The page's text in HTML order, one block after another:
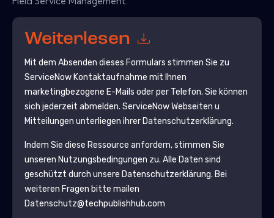
Weiterlesen
Mit dem Absenden dieses Formulars stimmen Sie zu
ServiceNowKontaktaufnahme mit Ihnen
marketingbezogene E-Mails oder per Telefon. Sie können
sich jederzeit abmelden. ServiceNowWebseiten u
Mitteilungen unterliegen ihrer Datenschutzerklärung.
Indem Sie diese Ressource anfordern, stimmen Sie
unseren Nutzungsbedingungen zu. Alle Daten sind
geschützt durch unsere Datenschutzerklärung. Bei
weiteren Fragen bitte mailen
Datenschutz@techpublishhub.com